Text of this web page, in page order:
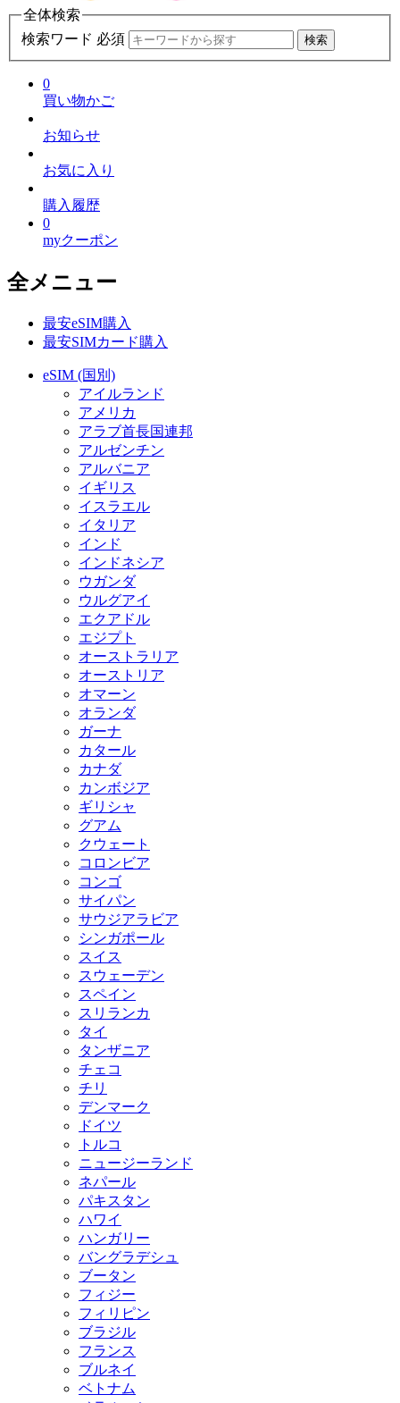
全体検索
検索ワード 必須
検索
0
買い物かご
お知らせ
お気に入り
購入履歴
0
myクーポン
全メニュー
最安eSIM購入
最安SIMカード購入
eSIM (国別)
アイルランド
アメリカ
アラブ首長国連邦
アルゼンチン
アルバニア
イギリス
イスラエル
イタリア
インド
インドネシア
ウガンダ
ウルグアイ
エクアドル
エジプト
オーストラリア
オーストリア
オマーン
オランダ
ガーナ
カタール
カナダ
カンボジア
ギリシャ
グアム
クウェート
コロンビア
コンゴ
サイパン
サウジアラビア
シンガポール
スイス
スウェーデン
スペイン
スリランカ
タイ
タンザニア
チェコ
チリ
デンマーク
ドイツ
トルコ
ニュージーランド
ネパール
パキスタン
ハワイ
ハンガリー
バングラデシュ
ブータン
フィジー
フィリピン
ブラジル
フランス
ブルネイ
ベトナム